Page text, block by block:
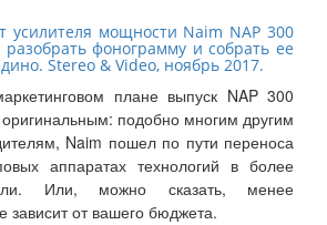
усилителя мощности Naim NAP 300
разобрать фонограмму и собрать ее
Stereo & Video, ноябрь 2017.
плане выпуск NAP 300
подобно многим другим
Naim пошел по пути переноса
аппаратах технологий в более
Или, можно сказать, менее
зависит от вашего бюджета.